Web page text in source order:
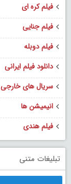
فیلم کره ای
فیلم جنایی
فیلم دوبله
دانلود فیلم ایرانی
سریال های خارجی
انیمیشن ها
فیلم هندی
تبلیغات متنی